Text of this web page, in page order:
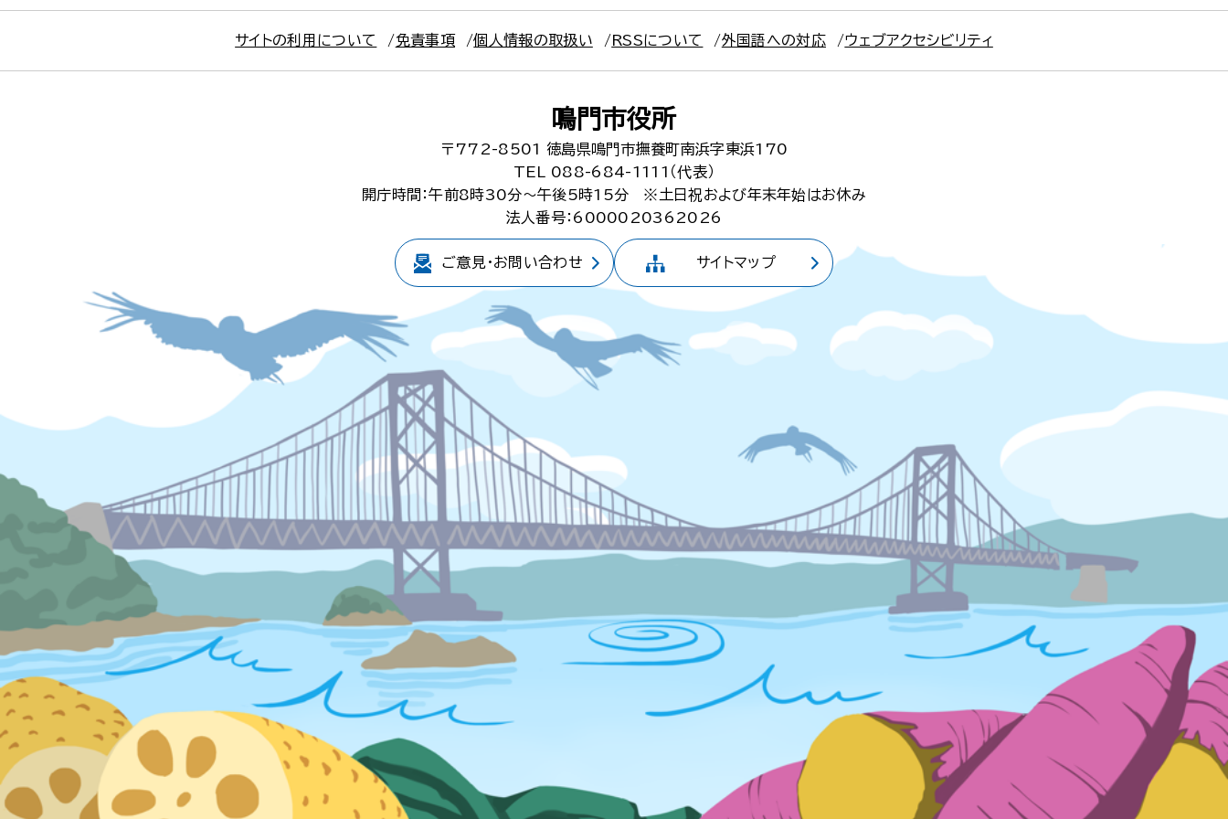
サイトの利用について 免責事項 個人情報の取扱い RSSについて 外国語への対応 ウェブアクセシビリティ
鳴門市役所
〒772-8501
徳島県鳴門市撫養町南浜字東浜170
TEL 088-684-1111（代表）
開庁時間：午前8時30分～午後5時15分
※土日祝および年末年始はお休み
法人番号：6000020362026
ご意見・お問い合わせ サイトマップ